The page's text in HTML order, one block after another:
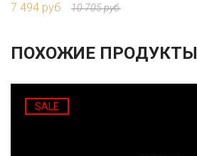
7 494 руб. 10 705 руб.
ПОХОЖИЕ ПРОДУКТЫ
SALE